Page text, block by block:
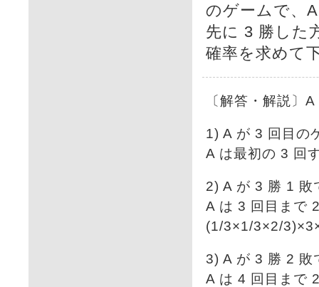
のゲームで、
先に 3 勝した
確率を求めて
〔解答・解説〕
1) A が 3 回目の
A は最初の 3 回
2) A が 3 勝 1 敗
A は 3 回目まで
(1/3×1/3×2/
3) A が 3 勝 2 敗
A は 4 回目まで